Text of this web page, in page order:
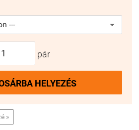
pár
HELYEZÉS
»